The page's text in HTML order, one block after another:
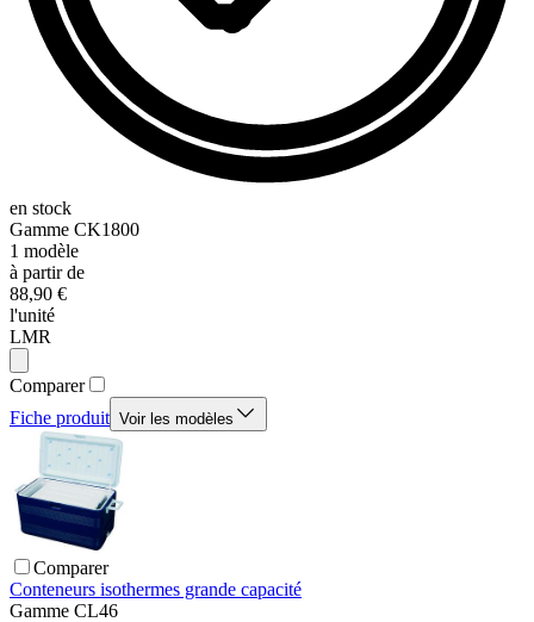
en stock
Gamme CK1800
1 modèle
à partir de
88,90 €
l'unité
LMR
Comparer
Fiche produit Voir les modèles
Comparer
Conteneurs isothermes grande capacité
Gamme CL46